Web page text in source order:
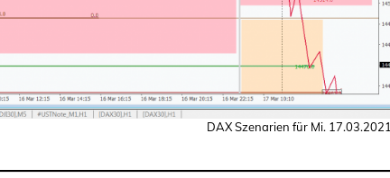
DAX Szenarien für Mi. 17.03.2021